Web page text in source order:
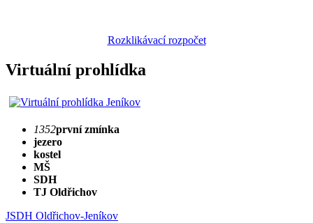
Rozklikávací rozpočet
Virtuální prohlídka
1352první zmínka
jezero
kostel
MŠ
SDH
TJ Oldřichov
JSDH Oldřichov-Jeníkov